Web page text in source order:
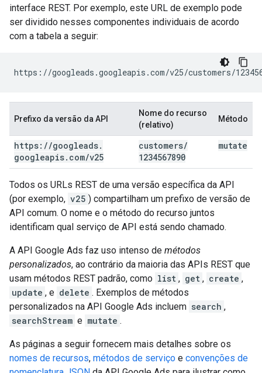
interface REST. Por exemplo, este URL de exemplo pode
ser dividido nesses componentes individuais de acordo
com a tabela a seguir:
Prefixo da versão da API
Nome do recurso
(relativo)
Método
https: //googleads.
googleapis. com/v25
customers/
1234567890
mutate
Todos os URLs REST de uma versão específica da API
(por exemplo, v25 ) compartilham um prefixo de versão de
API comum. O nome e o método do recurso juntos
identificam qual serviço de API está sendo chamado.
A API Google Ads faz uso intenso de métodos
personalizados, ao contrário da maioria das APIs REST que
usam métodos REST padrão, como list , get , create ,
update , e delete . Exemplos de métodos
personalizados na API Google Ads incluem search ,
searchStream e mutate .
As páginas a seguir fornecem mais detalhes sobre os
nomes de recursos, métodos de serviço e convenções de